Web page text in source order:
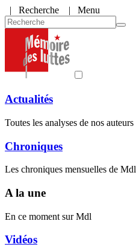
| Recherche | Menu
Actualités
Toutes les analyses de nos auteurs
Chroniques
Les chroniques mensuelles de Mdl
A la une
En ce moment sur Mdl
Vidéos